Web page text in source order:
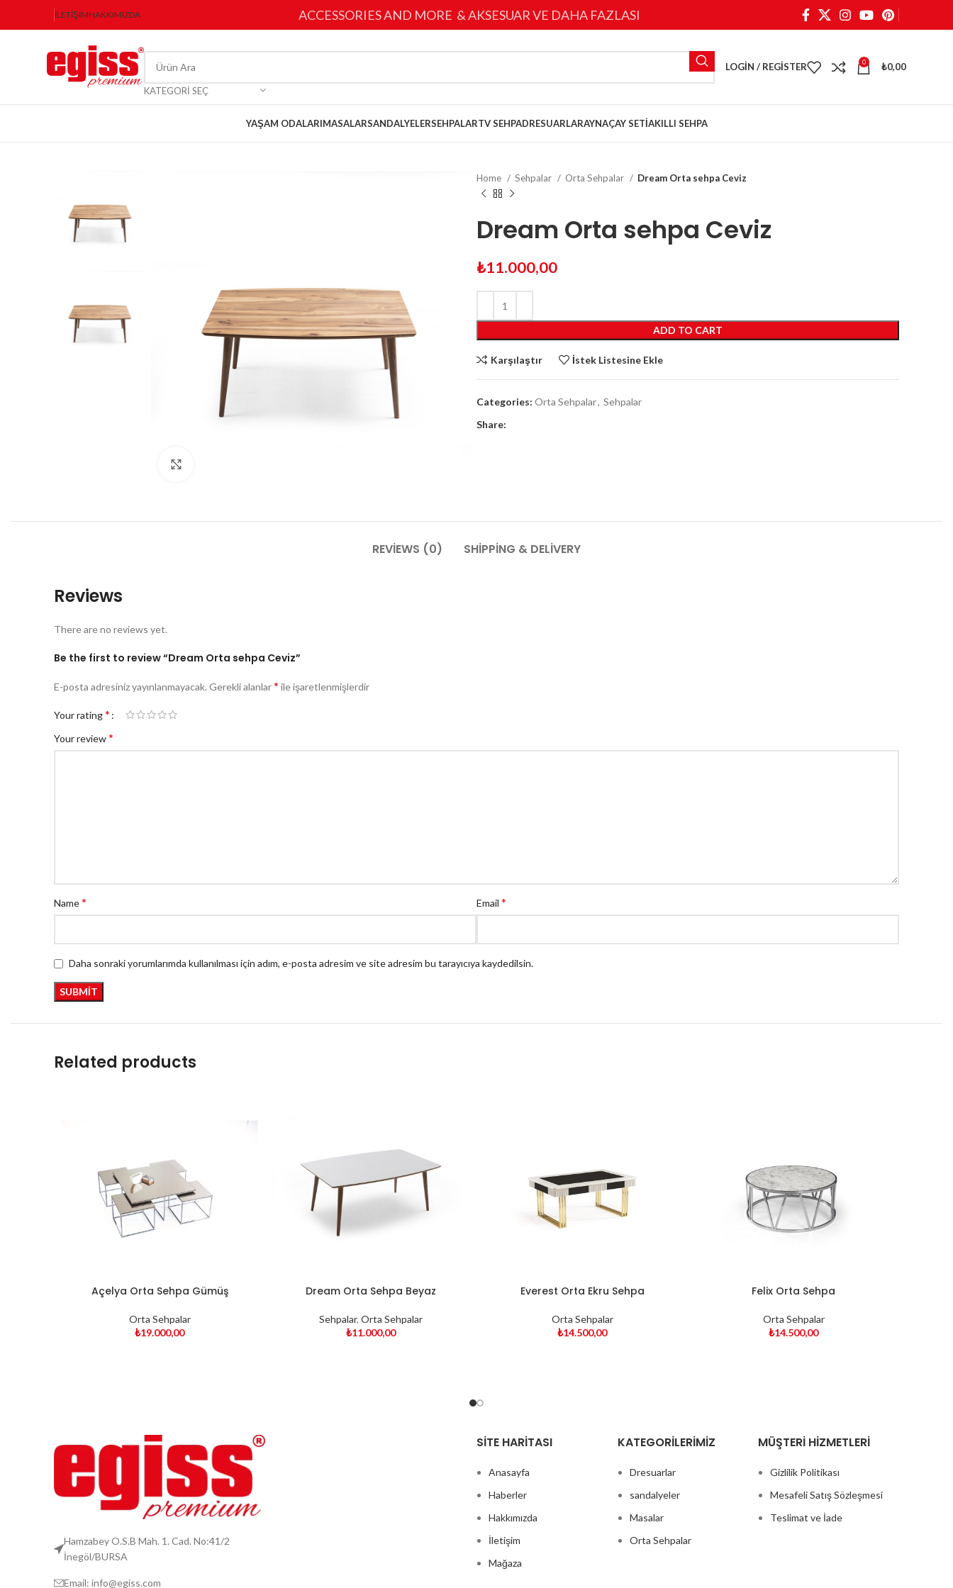
İLETIŞIMHAKKIMIZDA ACCESSORIES AND MORE & AKSESUAR VE DAHA FAZLASI
KATEGORI SEÇ
LOGIN / REGISTER 0 ₺0,00
YAŞAM ODALARIMASALARSANDALYELERSEHPALARTV SEHPADRESUARLARAYNAÇAY SETIAKILLI SEHPA
Home Sehpalar Orta Sehpalar Dream Orta sehpa Ceviz
Dream Orta sehpa Ceviz
₺11.000,00
ADD TO CART
Karşılaştır İstek Listesine Ekle
Categories: Orta Sehpalar, Sehpalar
Share:
REVIEWS (0) SHIPPING & DELIVERY
Reviews
There are no reviews yet.
Be the first to review “Dream Orta sehpa Ceviz”
E-posta adresiniz yayınlanmayacak. Gerekli alanlar* ile işaretlenmişlerdir
Your rating*
Your review*
Name* Email *
Daha sonraki yorumlarımda kullanılması için adım, e-posta adresim ve site adresim bu tarayıcıya kaydedilsin.
Related products
Açelya Orta Sehpa Gümüş
Orta Sehpalar
₺19.000,00
Dream Orta Sehpa Beyaz
Sehpalar, Orta Sehpalar
₺11.000,00
Everest Orta Ekru Sehpa
Orta Sehpalar
₺14.500,00
Felix Orta Sehpa
Orta Sehpalar
₺14.500,00
Hamzabey O.S.B Mah. 1. Cad. No:41/2
İnegöl/BURSA
Email: info@egiss.com
SITE HARITASI
Anasayfa
Haberler
Hakkımızda
İletişim
Mağaza
KATEGORILERIMIZ
Dresuarlar
sandalyeler
Masalar
Orta Sehpalar
MÜŞTERI HIZMETLERI
Gizlilik Politikası
Mesafeli Satış Sözleşmesi
Teslimat ve İade